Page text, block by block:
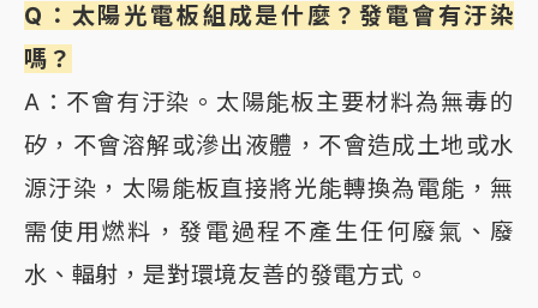
Q：太陽光電板組成是什麼？發電會有汙染
嗎？
A：不會有汙染。太陽能板主要材料為無毒的
矽，不會溶解或滲出液體，不會造成土地或水
源汙染，太陽能板直接將光能轉換為電能，無
需使用燃料，發電過程不產生任何廢氣、廢
水、輻射，是對環境友善的發電方式。